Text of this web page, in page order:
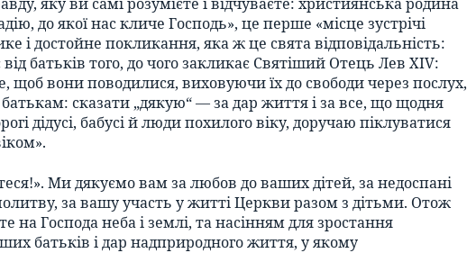
до якої нас кличе Господь», це перше «місце зустрічі
і достойне покликання, яка ж це свята відповідальність:
батьків того, до чого закликає Святіший Отець Лев XIV:
щоб вони поводилися, виховуючи їх до свободи через послух,
сказати „дякую“ — за дар життя і за все, що щодня
дідусі, бабусі й люди похилого віку, доручаю піклуватися
Ми дякуємо вам за любов до ваших дітей, за недоспані
за вашу участь у житті Церкви разом з дітьми. Отож
Господа неба і землі, та насінням для зростання
батьків і дар надприродного життя, у якому